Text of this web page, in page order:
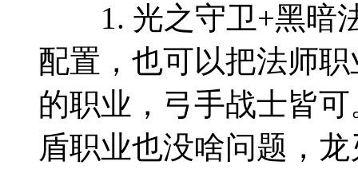
1. 光之守卫+黑暗法
配置，也可以把法师
的职业，弓手战士皆
盾职业也没啥问题，